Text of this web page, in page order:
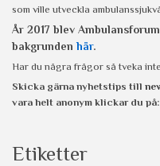
som ville utveckla
År 2017 blev
bakgrunden här.
Har du några frågor så tveka
Skicka gärna nyhetstips till
vara helt anonym klickar du på:
Etiketter